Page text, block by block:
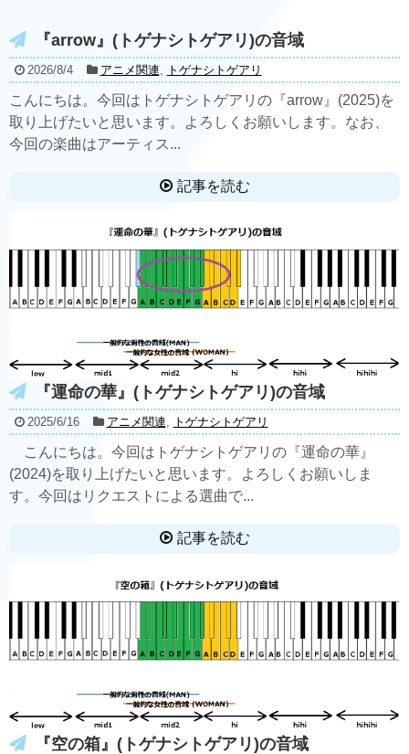
『arrow』(トゲナシトゲアリ)の音域
2026/8/4 アニメ関連, トゲナシトゲアリ
こんにちは。今回はトゲナシトゲアリの『arrow』(2025)を
取り上げたいと思います。よろしくお願いします。なお、
今回の楽曲はアーティス...
記事を読む
『運命の華』(トゲナシトゲアリ)の音域
2025/6/16 アニメ関連, トゲナシトゲアリ
こんにちは。今回はトゲナシトゲアリの『運命の華』
(2024)を取り上げたいと思います。よろしくお願いしま
す。今回はリクエストによる選曲で...
記事を読む
『空の箱』(トゲナシトゲアリ)の音域